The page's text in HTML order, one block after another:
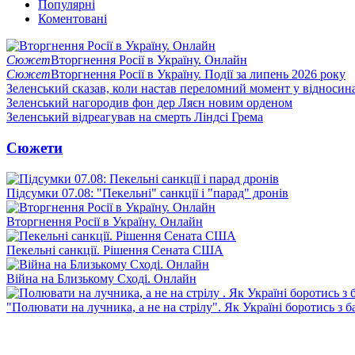
Популярні
Коментовані
СюжетВторгнення Росії в Україну. Онлайн
СюжетВторгнення Росії в Україну. Події за липень 2026 року
Зеленський сказав, коли настав переломний момент у
Зеленський нагородив фон дер Ляєн новим орденом
Зеленський відреагував на смерть Ліндсі Грема
Сюжети
Підсумки 07.08: "Пекельні" санкції і "парад" дронів
Вторгнення Росії в Україну. Онлайн
Пекельні санкції. Рішення Сената США
Війна на Близькому Сході. Онлайн
"Полювати на лучника, а не на стрілу". Як Україні боротись з